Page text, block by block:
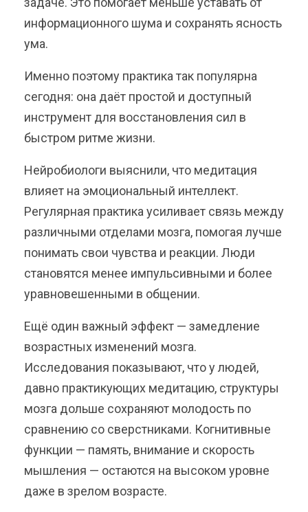
информационного шума и сохранять ясность
ума.
Именно поэтому практика так популярна
сегодня: она даёт простой и доступный
инструмент для восстановления сил в
быстром ритме жизни.
Нейробиологи выяснили, что медитация
влияет на эмоциональный интеллект.
Регулярная практика усиливает связь между
различными отделами мозга, помогая лучше
понимать свои чувства и реакции. Люди
становятся менее импульсивными и более
уравновешенными в общении.
Ещё один важный эффект — замедление
возрастных изменений мозга.
Исследования показывают, что у людей,
давно практикующих медитацию, структуры
мозга дольше сохраняют молодость по
сравнению со сверстниками. Когнитивные
функции — память, внимание и скорость
мышления — остаются на высоком уровне
даже в зрелом возрасте.